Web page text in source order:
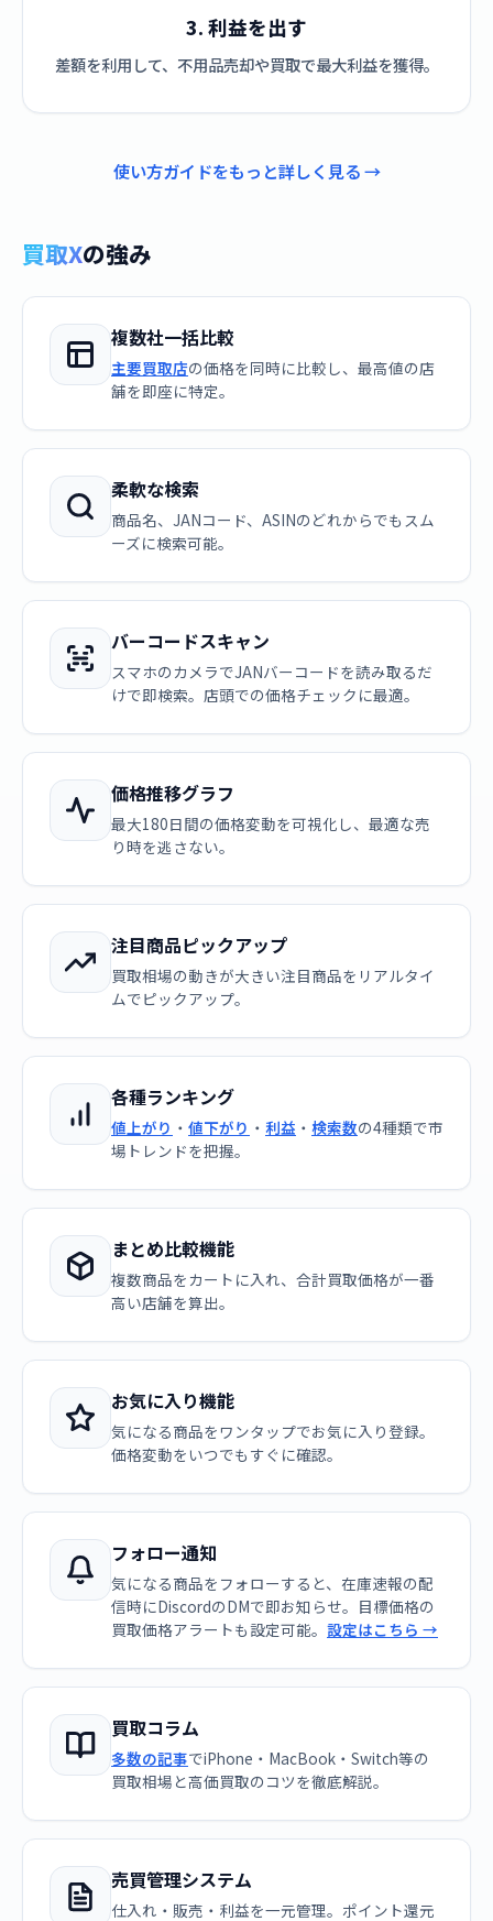
3. 利益を出す
差額を利用して、不用品売却や買取で最大利益を獲得。
使い方ガイドをもっと詳しく見る →
買取Xの強み
複数社一括比較
主要買取店の価格を同時に比較し、最高値の店
舗を即座に特定。
柔軟な検索
商品名、JANコード、ASINのどれからでもスム
ーズに検索可能。
バーコードスキャン
スマホのカメラでJANバーコードを読み取るだ
けで即検索。店頭での価格チェックに最適。
価格推移グラフ
最大180日間の価格変動を可視化し、最適な売
り時を逃さない。
注目商品ピックアップ
買取相場の動きが大きい注目商品をリアルタイ
ムでピックアップ。
各種ランキング
値上がり ・ 値下がり ・ 利益 ・ 検索数の4種類で市
場トレンドを把握。
まとめ比較機能
複数商品をカートに入れ、合計買取価格が一番
高い店舗を算出。
お気に入り機能
気になる商品をワンタップでお気に入り登録。
価格変動をいつでもすぐに確認。
フォロー通知
気になる商品をフォローすると、在庫速報の配
信時にDiscordのDMで即お知らせ。目標価格の
買取価格アラートも設定可能。 設定はこちら →
買取コラム
多数の記事でiPhone・MacBook・Switch等の
買取相場と高価買取のコツを徹底解説。
売買管理システム
仕入れ・販売・利益を一元管理。ポイント還元